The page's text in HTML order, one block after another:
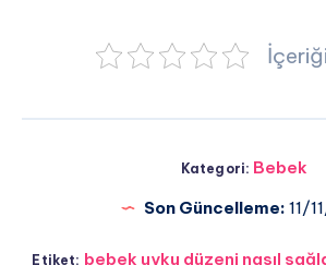
Kategori: Bebek
Son Güncelleme: 11/
Etiket: bebek uyku düzeni nasıl